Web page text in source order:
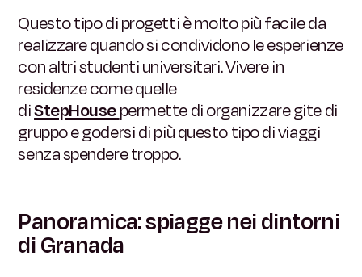
Questo tipo di progetti è molto più facile da
realizzare quando si condividono le esperienze
con altri studenti universitari. Vivere in
residenze come quelle
diStepHousepermette di organizzare gite di
gruppo e godersi di più questo tipo di viaggi
senza spendere troppo.
Panoramica: spiagge nei dintorni
di Granada